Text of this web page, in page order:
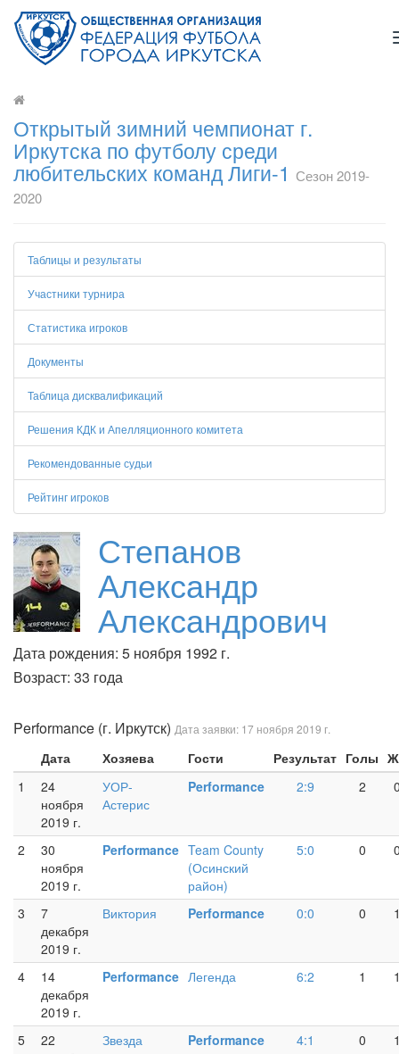
Открытый зимний чемпионат г.
Иркутска по футболу среди
любительских команд Лиги-1 Сезон 2019-
2020
Таблицы и результаты
Участники турнира
Статистика игроков
Документы
Таблица дисквалификаций
Решения КДК и Апелляционного комитета
Рекомендованные судьи
Рейтинг игроков
Степанов
Александр
Александрович
Дата рождения: 5 ноября 1992 г.
Возраст: 33 года
Performance (г. Иркутск) Дата заявки: 17 ноября 2019 г.
Дата Хозяева Гости Результат Голы
1
24
ноября
2019 г.
УОР-
Астерис
Performance 2:9 2
2
30
ноября
2019 г.
Performance Team County
(Осинский
район)
5:0 0
3
7
декабря
2019 г.
Виктория Performance 0:0 0
4
14
декабря
2019 г.
Performance Легенда 6:2 1
5
22
Звезда Performance 4:1 0